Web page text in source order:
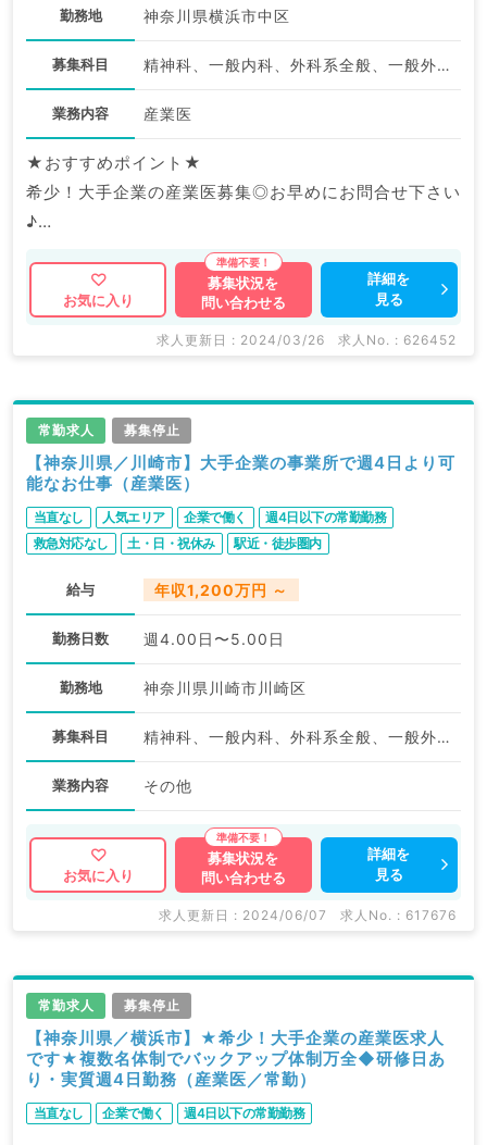
勤務地 神奈川県横浜市中区
募集科目 精神科、一般内科、外科系全般、一般外科
業務内容 産業医
★おすすめポイント★
希少！大手企業の産業医募集◎お早めにお問合せ下さい
♪
週4日勤務可＆土日祝休みでQOLも充実出来ます。
マイナビDOCTORでは病院やクリニックなどの医療機
関求人はもちろんのこと、
ます。
求人内容の詳細等はお気軽にお問合せ下さい。
お気に入り
募集状況を
問い合わせる
詳細を
見る
求人更新日 : 2024/03/26 求人No. : 626452
常勤求人 募集停止
【神奈川県／川崎市】大手企業の事業所で週4日より可
能なお仕事（産業医）
当直なし 人気エリア 企業で働く
週4日以下の常勤勤務
救急対応なし
土・日・祝休み 駅近・徒歩圏内
給与 年収1,200万円 ～
勤務日数 週4.00日〜5.00日
勤務地 神奈川県川崎市川崎区
募集科目 精神科、一般内科、外科系全般、一般外科
業務内容 その他
お気に入り
募集状況を
問い合わせる
詳細を
見る
求人更新日 : 2024/06/07 求人No. : 617676
常勤求人 募集停止
【神奈川県／横浜市】★希少！大手企業の産業医求人
です★複数名体制でバックアップ体制万全◆研修日あ
り・実質週4日勤務（産業医／常勤）
当直なし 企業で働く 週4日以下の常勤勤務